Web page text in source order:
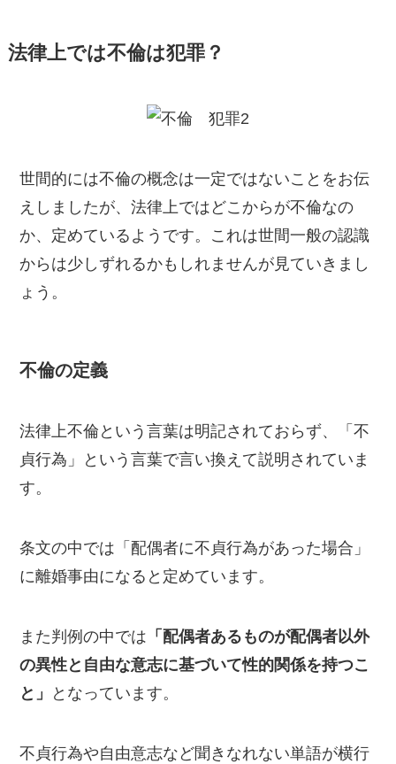
法律上では不倫は犯罪？
世間的には不倫の概念は一定ではないことをお伝
えしましたが、法律上ではどこからが不倫なの
か、定めているようです。これは世間一般の認識
からは少しずれるかもしれませんが見ていきまし
ょう。
不倫の定義
法律上不倫という言葉は明記されておらず、「不
貞行為」という言葉で言い換えて説明されていま
す。
条文の中では「配偶者に不貞行為があった場合」
に離婚事由になると定めています。
また判例の中では 「配偶者あるものが配偶者以外
の異性と自由な意志に基づいて性的関係を持つこ
と」
となっています。
不貞行為や自由意志など聞きなれない単語が横行